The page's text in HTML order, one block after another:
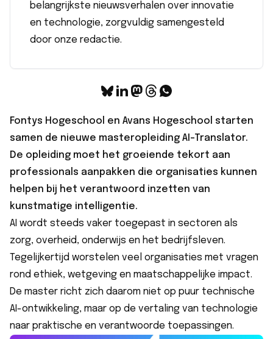
belangrijkste nieuwsverhalen over innovatie
en technologie, zorgvuldig samengesteld
door onze redactie.
Fontys Hogeschool en Avans Hogeschool starten
samen de nieuwe masteropleiding AI-Translator.
De opleiding moet het groeiende tekort aan
professionals aanpakken die organisaties kunnen
helpen bij het verantwoord inzetten van
kunstmatige intelligentie.
AI wordt steeds vaker toegepast in sectoren als
zorg, overheid, onderwijs en het bedrijfsleven.
Tegelijkertijd worstelen veel organisaties met vragen
rond ethiek, wetgeving en maatschappelijke impact.
De master richt zich daarom niet op puur technische
AI-ontwikkeling, maar op de vertaling van technologie
naar praktische en verantwoorde toepassingen.